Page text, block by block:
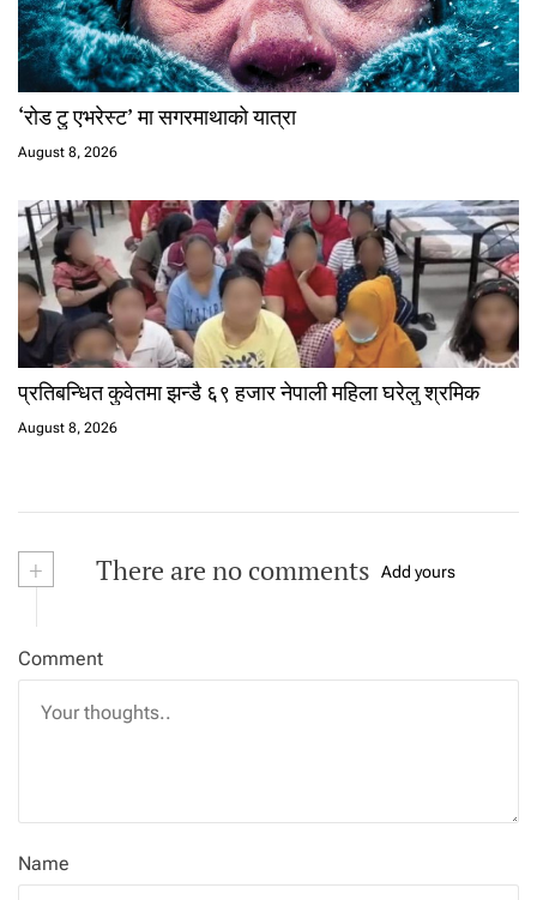
‘रोड टु एभरेस्ट’ मा सगरमाथाको यात्रा
August 8, 2026
प्रतिबन्धित कुवेतमा झन्डै ६९ हजार नेपाली महिला घरेलु श्रमिक
August 8, 2026
+ There are no comments Add yours
Comment
Name